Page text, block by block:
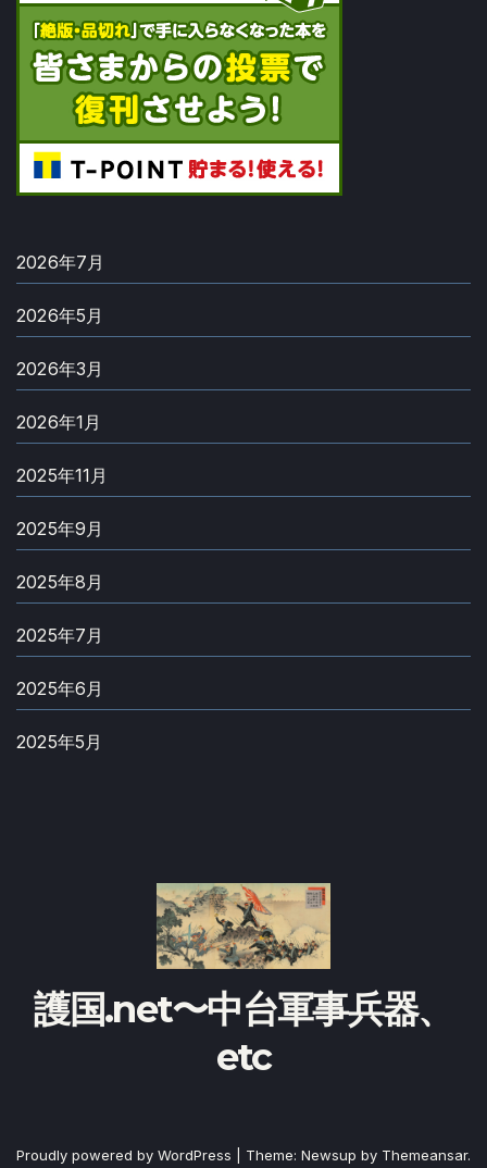
2026年7月
2026年5月
2026年3月
2026年1月
2025年11月
2025年9月
2025年8月
2025年7月
2025年6月
2025年5月
護国.net〜中台軍事兵器、
etc
Proudly powered by WordPress Theme: Newsup by Themeansar.